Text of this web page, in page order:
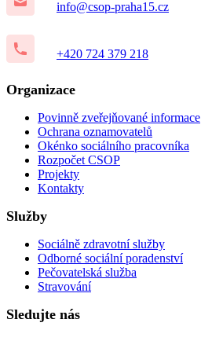
info@csop-praha15.cz
+420 724 379 218
Organizace
Povinně zveřejňované informace
Ochrana oznamovatelů
Okénko sociálního pracovníka
Rozpočet CSOP
Projekty
Kontakty
Služby
Sociálně zdravotní služby
Odborné sociální poradenství
Pečovatelská služba
Stravování
Sledujte nás